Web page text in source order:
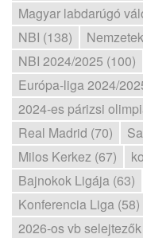
Magyar labdarúgó
NBI (138)
NBI 2024/2025 (100)
Európa-liga 2024/
2024-es párizsi
Real Madrid (70)
Milos Kerkez (67)
Bajnokok Ligája (63)
Konferencia Liga (58)
2026-os vb